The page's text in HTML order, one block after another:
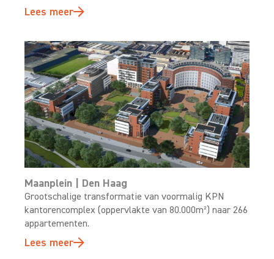
Lees meer
Maanplein | Den Haag
Grootschalige transformatie van voormalig KPN
kantorencomplex (oppervlakte van 80.000m²) naar 266
appartementen.
Lees meer